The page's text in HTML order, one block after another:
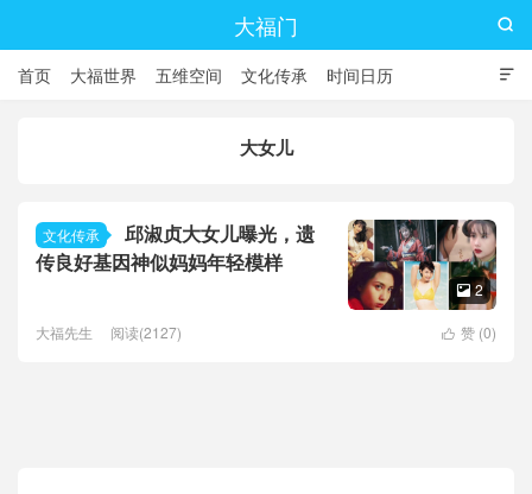
大福门

首页 大福世界 五维空间 文化传承 时间日历

大女儿
文化传承
邱淑贞大女儿曝光，遗
传良好基因神似妈妈年轻模样
 2
 赞 (0)
大福先生 阅读(2127)